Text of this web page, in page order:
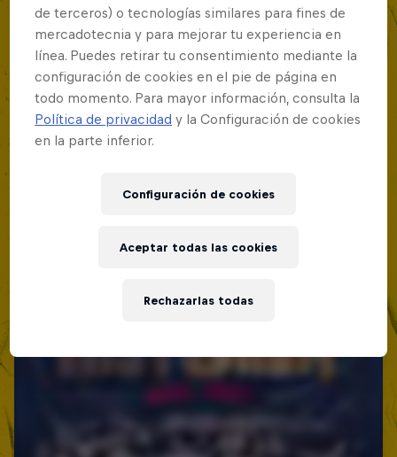
de terceros) o tecnologías similares para fines de
mercadotecnia y para mejorar tu experiencia en
línea. Puedes retirar tu consentimiento mediante la
configuración de cookies en el pie de página en
todo momento. Para mayor información, consulta la
Política de privacidad y la Configuración de cookies
en la parte inferior.
Configuración de cookies
Rechazarlas todas
Aceptar todas las cookies